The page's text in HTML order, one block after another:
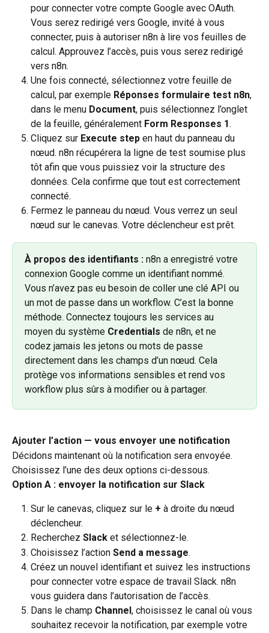
pour connecter votre compte Google avec OAuth.
Vous serez redirigé vers Google, invité à vous
connecter, puis à autoriser n8n à lire vos feuilles de
calcul. Approuvez l’accès, puis vous serez redirigé
vers n8n.
Une fois connecté, sélectionnez votre feuille de
calcul, par exemple Réponses formulaire test n8n,
dans le menu Document, puis sélectionnez l’onglet
de la feuille, généralement Form Responses 1.
Cliquez sur Execute step en haut du panneau du
nœud. n8n récupérera la ligne de test soumise plus
tôt afin que vous puissiez voir la structure des
données. Cela confirme que tout est correctement
connecté.
Fermez le panneau du nœud. Vous verrez un seul
nœud sur le canevas. Votre déclencheur est prêt.
À propos des identifiants : n8n a enregistré votre
connexion Google comme un identifiant nommé.
Vous n’avez pas eu besoin de coller une clé API ou
un mot de passe dans un workflow. C’est la bonne
méthode. Connectez toujours les services au
moyen du système Credentials de n8n, et ne
codez jamais les jetons ou mots de passe
directement dans les champs d’un nœud. Cela
protège vos informations sensibles et rend vos
workflow plus sûrs à modifier ou à partager.
Ajouter l’action — vous envoyer une notification
Décidons maintenant où la notification sera envoyée.
Choisissez l’une des deux options ci-dessous.
Option A : envoyer la notification sur Slack
Sur le canevas, cliquez sur le + à droite du nœud
déclencheur.
Recherchez Slack et sélectionnez-le.
Choisissez l’action Send a message.
Créez un nouvel identifiant et suivez les instructions
pour connecter votre espace de travail Slack. n8n
vous guidera dans l’autorisation de l’accès.
Dans le champ Channel, choisissez le canal où vous
souhaitez recevoir la notification, par exemple votre